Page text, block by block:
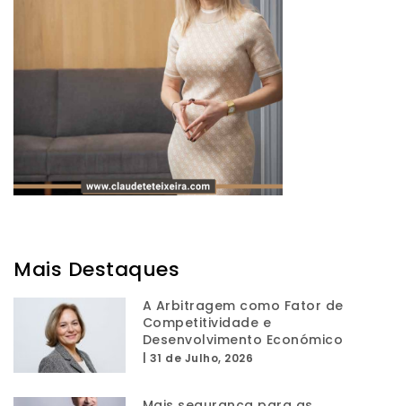
Mais Destaques
A Arbitragem como Fator de
Competitividade e
Desenvolvimento Económico
31 de Julho, 2026